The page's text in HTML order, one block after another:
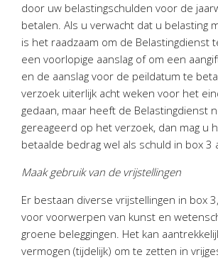
Bedrijfseconomisch advies
Belastingadvies Purmerend
Online boekhouden
Nieuws &informatie
Nieuwsbrief
Nieuwsoverzicht
Handige links
Contact
door uw belastingschulden voor de
betalen. Als u verwacht dat u belasting
is het raadzaam om de Belastingdienst
een voorlopige aanslag of om een
en de aanslag voor de peildatum te
verzoek uiterlijk acht weken voor het
gedaan, maar heeft de Belastingdienst
gereageerd op het verzoek, dan mag u
betaalde bedrag wel als schuld in box 3
Maak gebruik van de vrijstellingen
Er bestaan diverse vrijstellingen in box
voor voorwerpen van kunst en
groene beleggingen. Het kan
vermogen (tijdelijk) om te zetten in